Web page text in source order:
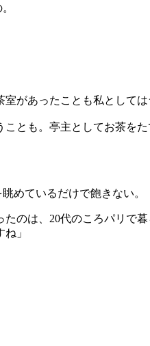
があったことも私としては
とも。亭主としてお茶を
めているだけで飽きない。
のは、20代のころパリで
」